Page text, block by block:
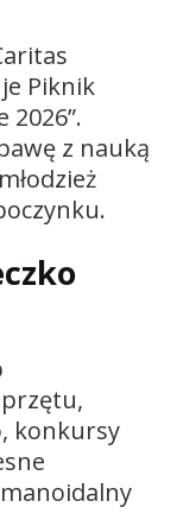
Piknik
2026”.
z nauką
konkursy